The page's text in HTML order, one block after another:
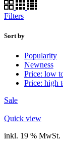
Filters
Sort by
Popularity
Newness
Price: low
Price: high
Sale
Quick view
inkl. 19 % MwSt.